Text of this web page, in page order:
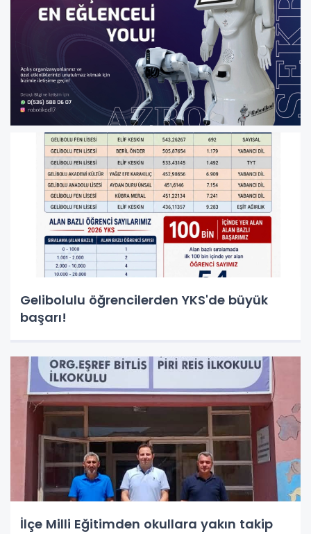
Gelibolulu öğrencilerden YKS'de büyük
başarı!
İlçe Milli Eğitimden okullara yakın takip